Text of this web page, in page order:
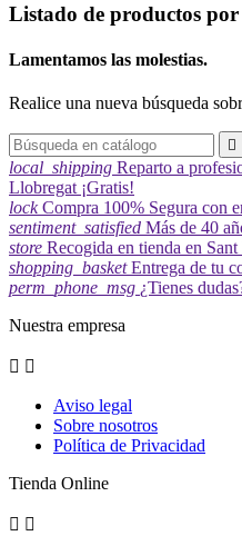
Listado de productos
Lamentamos las molestias.
Realice una nueva búsqueda

local_shipping Reparto a
Llobregat ¡Gratis!
lock Compra 100% Segura con
sentiment_satisfied Más de 40
store Recogida en tienda en
shopping_basket Entrega de tu
perm_phone_msg ¿Tienes
Nuestra empresa
 
Aviso legal
Sobre nosotros
Política de Privacidad
Tienda Online
 